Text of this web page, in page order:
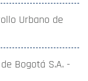
Urbano de
Bogotá S.A. -